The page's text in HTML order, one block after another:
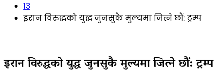
13
इरान विरुद्धको युद्ध जुनसुकै मुल्यमा जित्ने छौं: ट्रम्प
इरान विरुद्धको युद्ध जुनसुकै मुल्यमा जित्ने छौं: ट्रम्प